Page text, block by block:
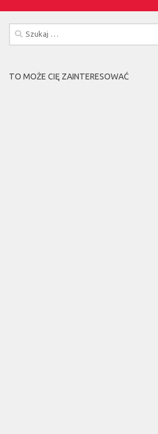
Szukaj:
TO MOŻE CIĘ ZAINTERESOWAĆ